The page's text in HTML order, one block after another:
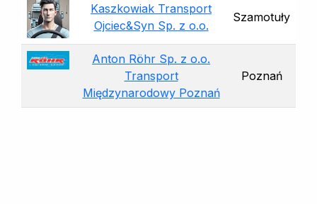
Kaszkowiak Transport
Ojciec&Syn Sp. z o.o.
Szamotuły
Anton Röhr Sp. z o.o.
Transport
Międzynarodowy Poznań
Poznań